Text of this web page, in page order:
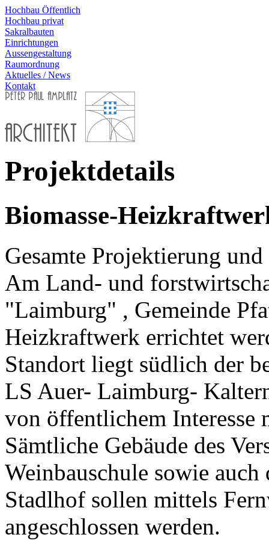
Hochbau Öffentlich
Hochbau privat
Sakralbauten
Einrichtungen
Aussengestaltung
Raumordnung
Aktuelles / News
Kontakt
Projektdetails
Biomasse-
Gesamte Projektierung
Am Land- und
"Laimburg" , Gemeinde
Heizkraftwerk errichtet
Standort liegt südlich der
LS Auer- Laimburg-
von öffentlichem Interesse
Sämtliche Gebäude des
Weinbauschule sowie
Stadlhof sollen mittels
angeschlossen werden.